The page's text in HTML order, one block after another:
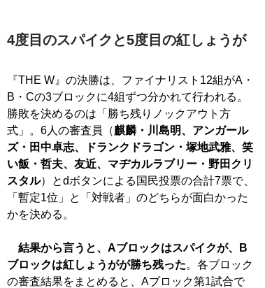
4度目のスパイクと5度目の紅しょうが
『THE W』の決勝は、ファイナリスト12組がA・
B・Cの3ブロックに4組ずつ分かれて行われる。
勝敗を決めるのは「勝ち残りノックアウト方
式」。6人の審査員（ 麒麟・川島明、アンガール
ズ・田中卓志、ドランクドラゴン・塚地武雅、笑
い飯・哲夫、友近、マヂカルラブリー・野田クリ
スタル）とdボタンによる国民投票の合計7票で、
「暫定1位」と「対戦者」のどちらが面白かった
かを決める。
結果から言うと、Aブロックはスパイクが、B
ブロックは紅しょうがが勝ち残った。各ブロック
の審査結果をまとめると、Aブロック第1試合で